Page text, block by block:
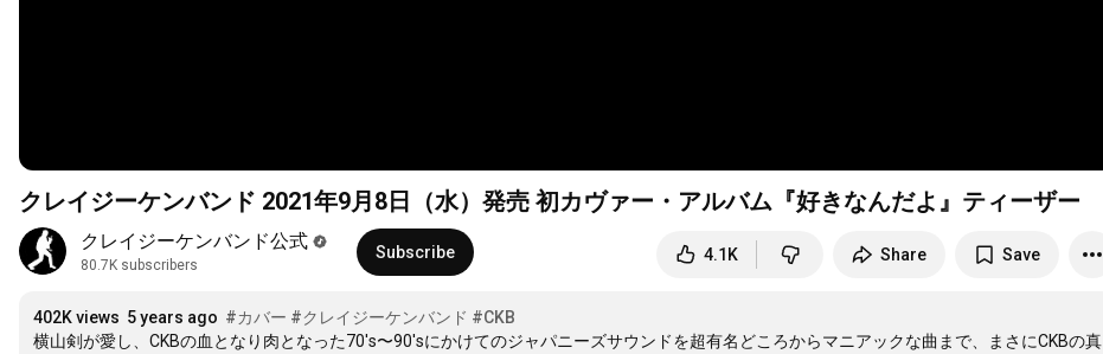
クレイジーケンバンド 2021年9月8日（水）発売 初カヴァー・アルバム『好きなんだよ』ティーザー
クレイジーケンバンド公式
80.7K subscribers
Subscribe 4.1K Share Save
402K views 5 years ago #カバー #クレイジーケンバンド #CKB
横山剣が愛し、CKBの血となり肉となった70's〜90'sにかけてのジャパニーズサウンドを超有名どころからマニアックな曲まで、まさにCKBの真